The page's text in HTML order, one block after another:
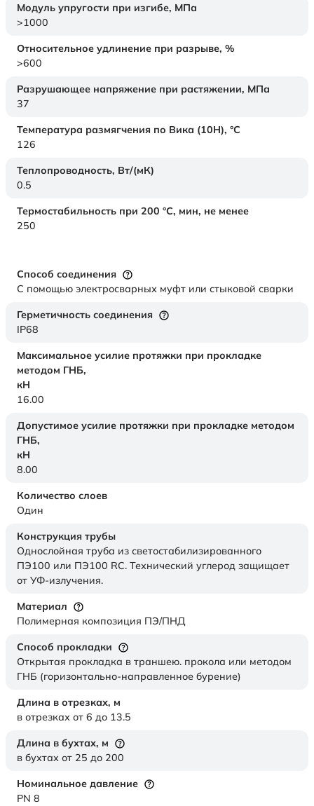
Модуль упругости при изгибе, МПа
>1000
Относительное удлинение при разрыве, %
>600
Разрушающее напряжение при растяжении, МПа
37
Температура размягчения по Вика (10Н), °C
126
Теплопроводность, Вт/(мК)
0.5
Термостабильность при 200 °С, мин, не менее
250
Способ соединения
С помощью электросварных муфт или стыковой сварки
Герметичность соединения
IP68
Максимальное усилие протяжки при прокладке
методом ГНБ,
кН
16.00
Допустимое усилие протяжки при прокладке методом
ГНБ,
кН
8.00
Количество слоев
Один
Конструкция трубы
Однослойная труба из светостабилизированного
ПЭ100 или ПЭ100 RC. Технический углерод защищает
от УФ-излучения.
Материал
Полимерная композиция ПЭ/ПНД
Способ прокладки
Открытая прокладка в траншею. прокола или методом
ГНБ (горизонтально-направленное бурение)
Длина в отрезках, м
в отрезках от 6 до 13.5
Длина в бухтах, м
в бухтах от 25 до 200
Номинальное давление
PN 8